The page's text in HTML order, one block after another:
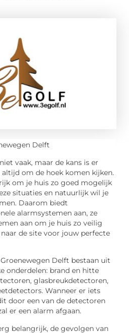
Delft
vaak, maar de kans is er
altijd om de hoek komen kijken.
om je huis zo goed mogelijk
situaties en natuurlijk wil je
Daarom biedt
alarmsystemen aan, ze
aan om je huis zo veilig
de site voor jouw perfecte
Delft bestaan uit
onderdelen: brand en hitte
glasbreukdetectoren,
Wanneer er iets
door een van de detectoren
er een alarm afgaan.
belangrijk, de gevolgen van